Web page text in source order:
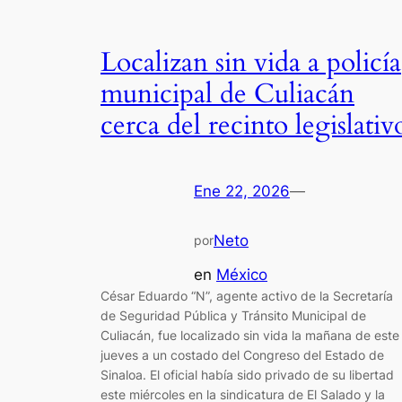
Localizan sin vida a policía
municipal de Culiacán
cerca del recinto
Ene 22, 2026—
porNeto
en México
César Eduardo “N”, agente activo de la Secretaría
de Seguridad Pública y Tránsito Municipal de
Culiacán, fue localizado sin vida la mañana de este
jueves a un costado del Congreso del Estado de
Sinaloa. El oficial había sido privado de su libertad
este miércoles en la sindicatura de El Salado y la